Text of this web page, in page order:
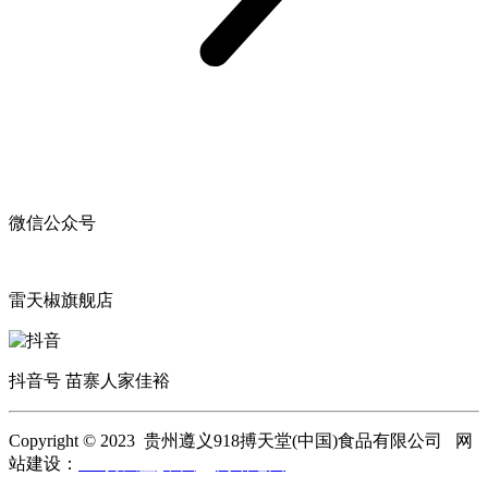
微信公众号
雷天椒旗舰店
抖音号 苗寨人家佳裕
Copyright © 2023 贵州遵义918搏天堂(中国)食品有限公司 网
站建设：